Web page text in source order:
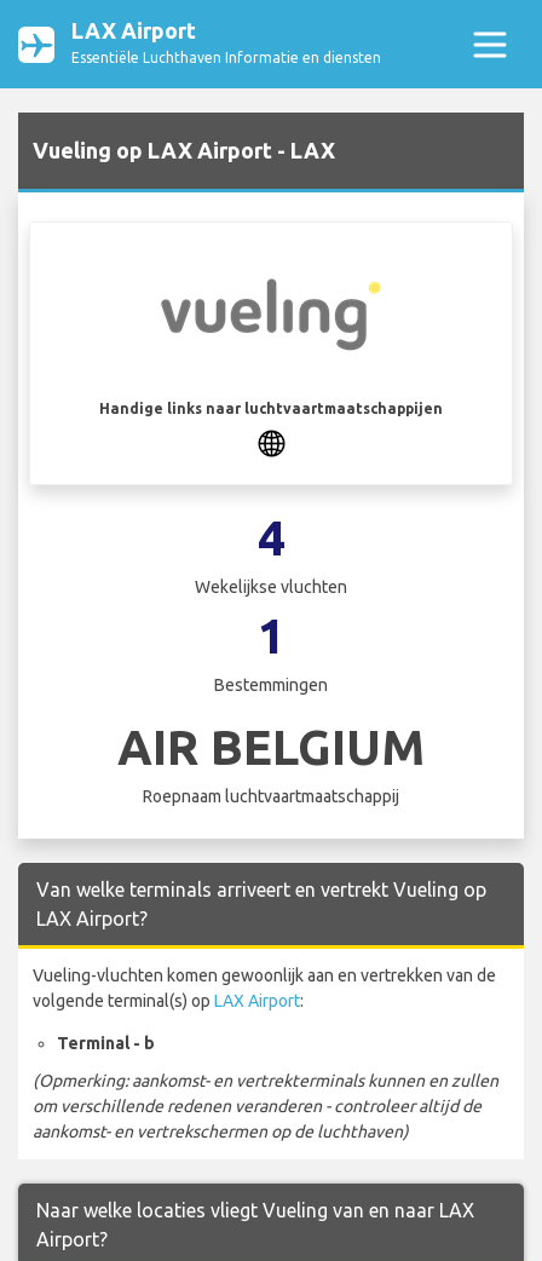
LAX Airport
Essentiële Luchthaven Informatie en diensten
Vueling op LAX Airport - LAX
Handige links naar luchtvaartmaatschappijen
4
Wekelijkse vluchten
1
Bestemmingen
AIR BELGIUM
Roepnaam luchtvaartmaatschappij
Van welke terminals arriveert en vertrekt Vueling op
LAX Airport?
Vueling-vluchten komen gewoonlijk aan en vertrekken van de
volgende terminal(s) op LAX Airport:
Terminal - b
(Opmerking: aankomst- en vertrekterminals kunnen en zullen
om verschillende redenen veranderen - controleer altijd de
aankomst- en vertrekschermen op de luchthaven)
Naar welke locaties vliegt Vueling van en naar LAX
Airport?